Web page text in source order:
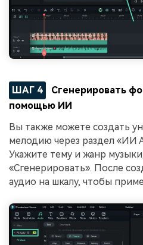
ШАГ 4
Сгенерировать
помощью ИИ
Вы также можете создать
мелодию через раздел «ИИ
Укажите тему и жанр
«Сгенерировать». После
аудио на шкалу, чтобы